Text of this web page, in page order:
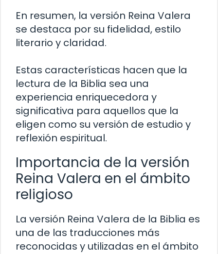
En resumen, la versión Reina Valera
se destaca por su fidelidad, estilo
literario y claridad.
Estas características hacen que la
lectura de la Biblia sea una
experiencia enriquecedora y
significativa para aquellos que la
eligen como su versión de estudio y
reflexión espiritual.
Importancia de la versión
Reina Valera en el ámbito
religioso
La versión Reina Valera de la Biblia es
una de las traducciones más
reconocidas y utilizadas en el ámbito